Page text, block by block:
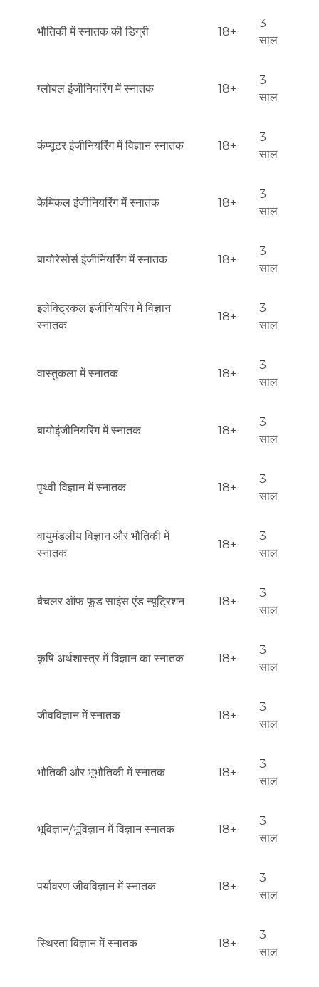
भौतिकी में स्नातक की डिग्री 18+
3
साल
ग्लोबल इंजीनियरिंग में स्नातक 18+
3
साल
कंप्यूटर इंजीनियरिंग में विज्ञान स्नातक 18+
3
साल
केमिकल इंजीनियरिंग में स्नातक 18+
3
साल
बायोरेसोर्स इंजीनियरिंग में स्नातक 18+
3
साल
इलेक्ट्रिकल इंजीनियरिंग में विज्ञान
स्नातक
18+
3
साल
वास्तुकला में स्नातक 18+
3
साल
बायोइंजीनियरिंग में स्नातक 18+
3
साल
पृथ्वी विज्ञान में स्नातक 18+
3
साल
वायुमंडलीय विज्ञान और भौतिकी में
स्नातक
18+
3
साल
बैचलर ऑफ फूड साइंस एंड न्यूट्रिशन 18+
3
साल
कृषि अर्थशास्त्र में विज्ञान का स्नातक 18+
3
साल
जीवविज्ञान में स्नातक 18+
3
साल
भौतिकी और भूभौतिकी में स्नातक 18+
3
साल
भूविज्ञान/भूविज्ञान में विज्ञान स्नातक 18+
3
साल
पर्यावरण जीवविज्ञान में स्नातक 18+
3
साल
स्थिरता विज्ञान में स्नातक 18+
3
साल